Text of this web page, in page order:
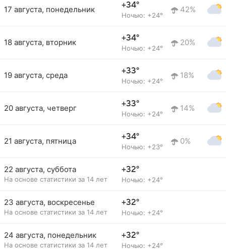
17 августа, понедельник +34°
Ночью: +24°
42%
18 августа, вторник +34°
Ночью: +24°
20%
19 августа, среда +33°
Ночью: +24°
18%
20 августа, четверг +33°
Ночью: +24°
14%
21 августа, пятница +34°
Ночью: +23°
0%
22 августа, суббота
На основе статистики за 14 лет
+32°
Ночью: +24°
23 августа, воскресенье
На основе статистики за 14 лет
+32°
Ночью: +24°
24 августа, понедельник
На основе статистики за 14 лет
+32°
Ночью: +24°